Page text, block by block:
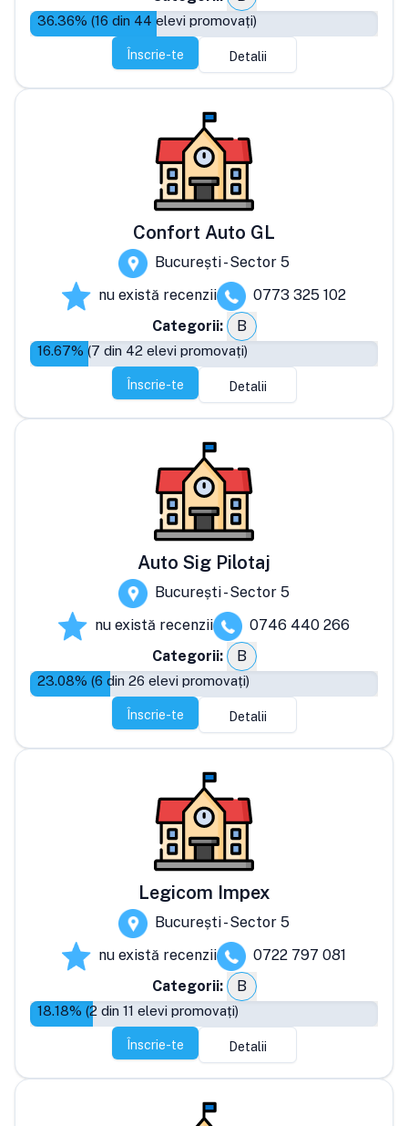
36.36% (16 din 44 elevi promovați)
Înscrie-te Detalii
Confort Auto GL
București - Sector 5
nu există recenzii
0773 325 102
Categorii:
B
16.67% (7 din 42 elevi promovați)
Înscrie-te Detalii
Auto Sig Pilotaj
București - Sector 5
nu există recenzii
0746 440 266
Categorii:
B
23.08% (6 din 26 elevi promovați)
Înscrie-te Detalii
Legicom Impex
București - Sector 5
nu există recenzii
0722 797 081
Categorii:
B
18.18% (2 din 11 elevi promovați)
Înscrie-te Detalii